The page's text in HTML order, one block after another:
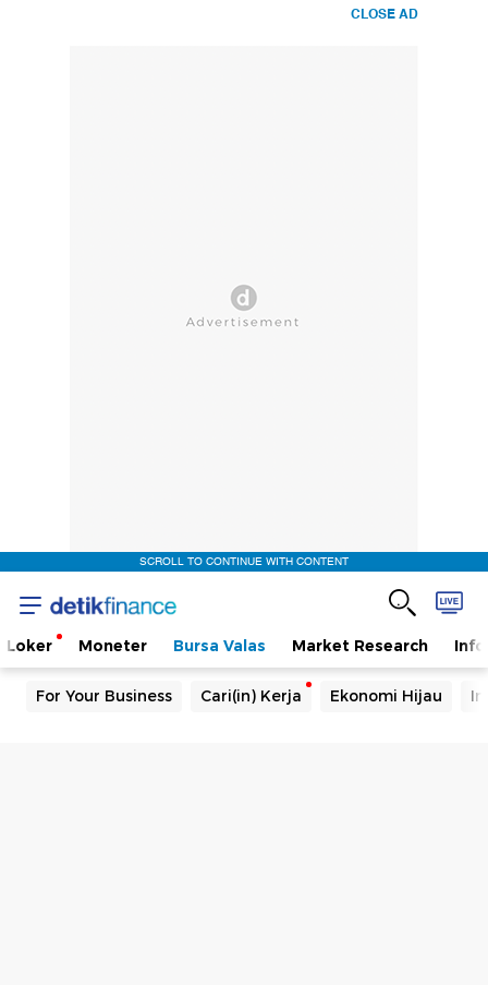
CLOSE AD
SCROLL TO CONTINUE WITH CONTENT
Loker Moneter Bursa Valas Market Research
For Your Business Cari(in) Kerja Ekonomi Hijau